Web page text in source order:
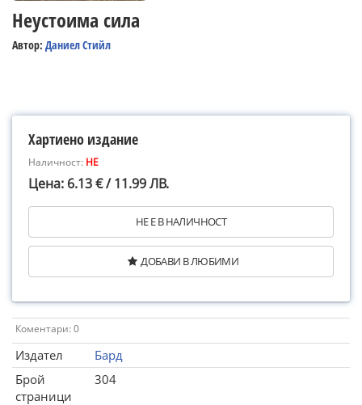
Неустоима сила
Автор: Даниел Стийл
Хартиено издание
Наличност: НЕ
Цена: 6.13 € / 11.99 ЛВ.
НЕ Е В НАЛИЧНОСТ
ДОБАВИ В ЛЮБИМИ
Коментари: 0
Издател
Бард
Брой
страници
304